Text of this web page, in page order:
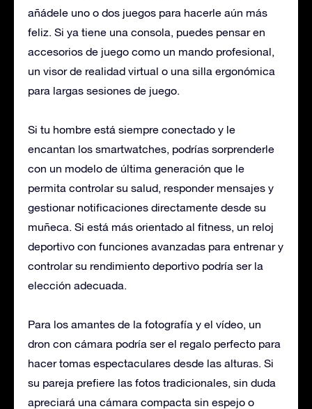
añádele uno o dos juegos para hacerle aún más
feliz. Si ya tiene una consola, puedes pensar en
accesorios de juego como un mando profesional,
un visor de realidad virtual o una silla ergonómica
para largas sesiones de juego.
Si tu hombre está siempre conectado y le
encantan los smartwatches, podrías sorprenderle
con un modelo de última generación que le
permita controlar su salud, responder mensajes y
gestionar notificaciones directamente desde su
muñeca. Si está más orientado al fitness, un reloj
deportivo con funciones avanzadas para entrenar y
controlar su rendimiento deportivo podría ser la
elección adecuada.
Para los amantes de la fotografía y el vídeo, un
dron con cámara podría ser el regalo perfecto para
hacer tomas espectaculares desde las alturas. Si
su pareja prefiere las fotos tradicionales, sin duda
apreciará una cámara compacta sin espejo o